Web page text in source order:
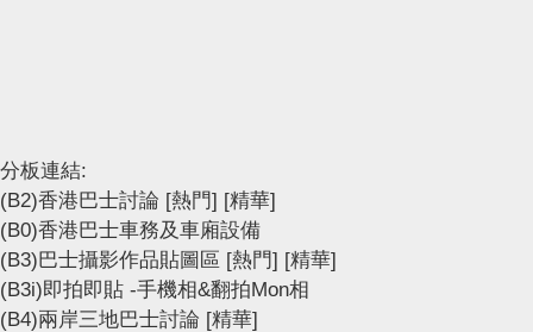
分板連結:
(B2)香港巴士討論 [熱門] [精華]
(B0)香港巴士車務及車廂設備
(B3)巴士攝影作品貼圖區 [熱門] [精華]
(B3i)即拍即貼 -手機相&翻拍Mon相
(B4)兩岸三地巴士討論 [精華]